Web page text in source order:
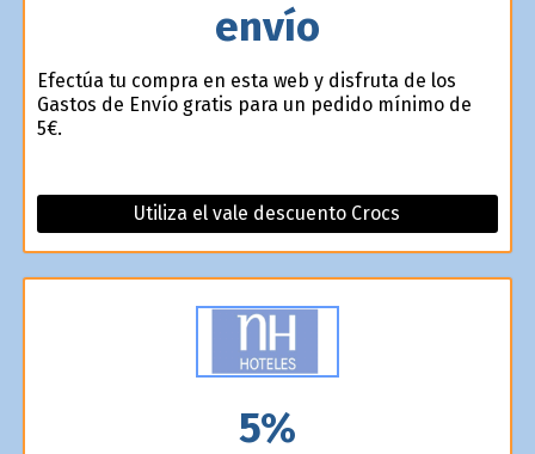
envío
Efectúa tu compra en esta web y disfruta de los
Gastos de Envío gratis para un pedido mínimo de
5€.
Utiliza el vale descuento Crocs
5%